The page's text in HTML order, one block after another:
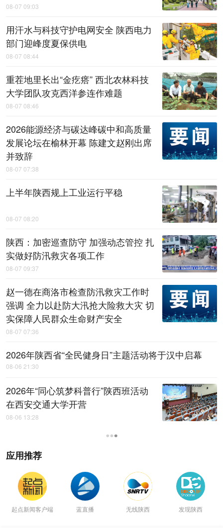
08-07 09:03
用汗水与科技守护电网安全 陕西电力
部门迎峰度夏保供电
08-07 08:44
重茬地里长出“金疙瘩” 西北农林科技
大学团队攻克西洋参连作难题
08-07 08:46
2026能源经济与碳达峰碳中和高质量
发展论坛在榆林开幕 陈建文赵刚出席
并致辞
08-07 07:38
上半年陕西规上工业运行平稳
08-07 08:20
陕西：加密巡查防守 加强动态管控 扎
实做好防汛救灾各项工作
08-07 09:37
赵一德在商洛市检查防汛救灾工作时
强调 全力以赴防大汛抢大险救大灾 切
实保障人民群众生命财产安全
08-07 07:36
2026年陕西省“全民健身日”主题活动将于汉中启幕
08-06 21:30
2026年“同心筑梦科普行”陕西班活动
在西安交通大学开营
08-06 13:28
应用推荐
起点新闻客户端 蓝直播 无线陕西 发现陕西